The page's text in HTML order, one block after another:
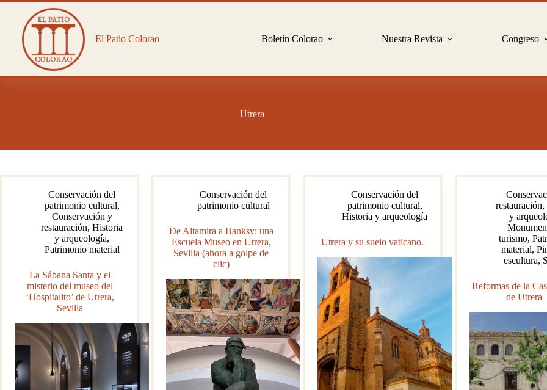
Saltar
contenido
El Patio Colorao
Boletín Colorao Nuestra Revista Congreso
Utrera
Conservación del
patrimonio cultural,
Conservación y
restauración,Historia
y arqueología,
Patrimonio material
La Sábana Santa y el
misterio del museo del
‘Hospitalito’ de Utrera,
Sevilla
Conservación del
patrimonio cultural
De Altamira a Banksy: una
Escuela Museo en Utrera,
Sevilla (ahora a golpe de
clic)
Conservación del
patrimonio cultural,
Historia y arqueología
Utrera y su suelo vaticano.
restauración,
y
turismo,
material,
escultura,
Reformas de la
de Utrera